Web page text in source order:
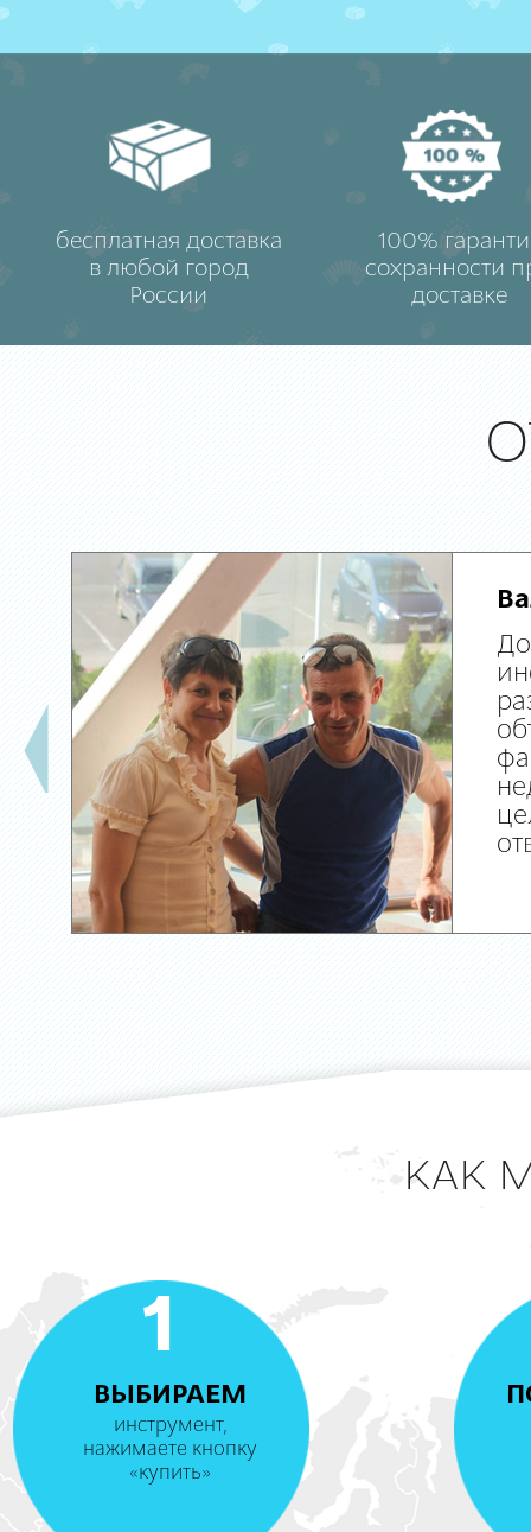
бесплатная доставка
в любой город
России
100%
сохранности
доставке
КАК
1
ВЫБИРАЕМ
инструмент,
нажимаете кнопку
«купить»